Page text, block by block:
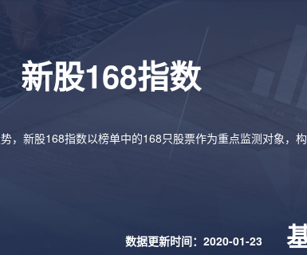
新股168指数
，新股168指数以榜单中的168只股票作为重点监测对象，构
数据更新时间：2020-01-23